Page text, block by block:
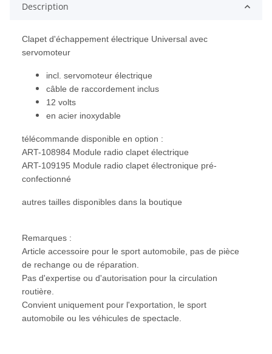
Description
Clapet d'échappement électrique Universal avec
servomoteur
incl. servomoteur électrique
câble de raccordement inclus
12 volts
en acier inoxydable
télécommande disponible en option :
ART-108984 Module radio clapet électrique
ART-109195 Module radio clapet électronique pré-
confectionné
autres tailles disponibles dans la boutique
Remarques :
Article accessoire pour le sport automobile, pas de pièce
de rechange ou de réparation.
Pas d'expertise ou d'autorisation pour la circulation
routière.
Convient uniquement pour l'exportation, le sport
automobile ou les véhicules de spectacle.